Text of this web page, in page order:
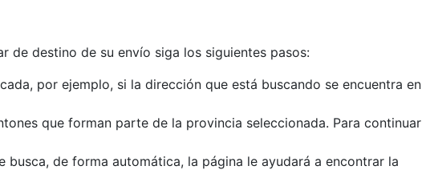
de destino de su envío siga los siguientes pasos:
por ejemplo, si la dirección que está buscando se encuentra en
que forman parte de la provincia seleccionada. Para continuar
busca, de forma automática, la página le ayudará a encontrar la